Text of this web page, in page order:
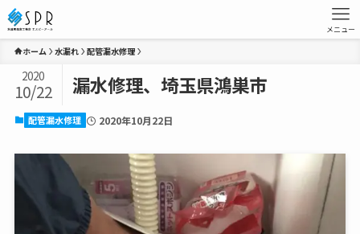
メニュー
ホーム 水漏れ 配管漏水修理
漏水修理、埼玉県鴻巣市
2020
10/22
配管漏水修理 2020年10月22日